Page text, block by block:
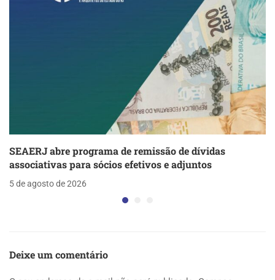
SEAERJ abre programa de remissão de dívidas
associativas para sócios efetivos e adjuntos
5 de agosto de 2026
Deixe um comentário